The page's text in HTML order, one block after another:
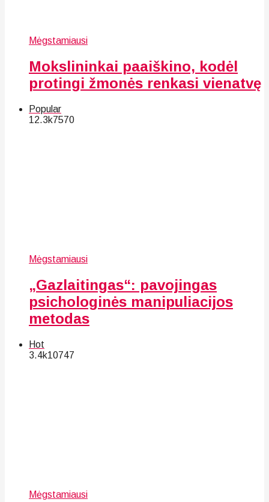
Mėgstamiausi
Mokslininkai paaiškino, kodėl
protingi žmonės renkasi vienatvę
Popular
12.3k7570
Mėgstamiausi
„Gazlaitingas“: pavojingas
psichologinės manipuliacijos
metodas
Hot
3.4k10747
Mėgstamiausi